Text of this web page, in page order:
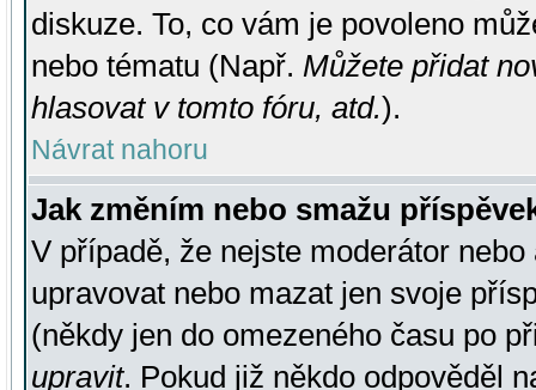
diskuze. To, co vám je povoleno
nebo tématu (Např. Můžete přidat
hlasovat v tomto fóru, atd.).
Návrat nahoru
Jak změním nebo smažu
V případě, že nejste moderátor
upravovat nebo mazat jen svoje
(někdy jen do omezeného času po
upravit. Pokud již někdo odpověděl